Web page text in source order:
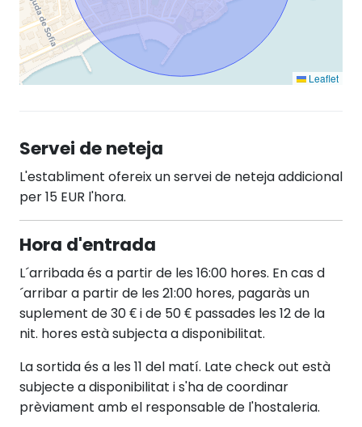
Leaflet
Servei de neteja
L'establiment ofereix un servei de neteja addicional
per 15 EUR l'hora.
Hora d'entrada
L´arribada és a partir de les 16:00 hores. En cas d
´arribar a partir de les 21:00 hores, pagaràs un
suplement de 30 € i de 50 € passades les 12 de la
nit. hores està subjecta a disponibilitat.
La sortida és a les 11 del matí. Late check out està
subjecte a disponibilitat i s'ha de coordinar
prèviament amb el responsable de l'hostaleria.